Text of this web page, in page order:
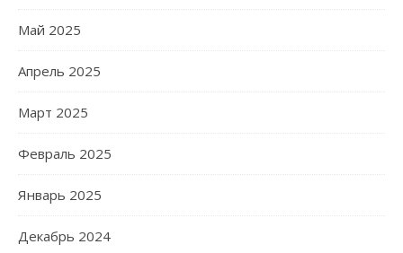
Май 2025
Апрель 2025
Март 2025
Февраль 2025
Январь 2025
Декабрь 2024